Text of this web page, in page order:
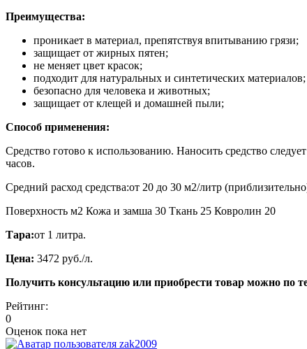
Преимущества:
проникает в материал, препятствуя впитыванию грязи;
защищает от жирных пятен;
не меняет цвет красок;
подходит для натуральных и синтетических материалов;
безопасно для человека и животных;
защищает от клещей и домашней пыли;
Способ применения:
Средство готово к использованию. Наносить средство
часов.
Средний расход средства:от 20 до 30 м2/литр
Поверхность м2 Кожа и замша 30 Ткань 25 Ковролин 20
Тара:от 1 литра.
Цена: 3472 руб./л.
Получить консультацию или приобрести товар можно по
Рейтинг:
0
Оценок пока нет